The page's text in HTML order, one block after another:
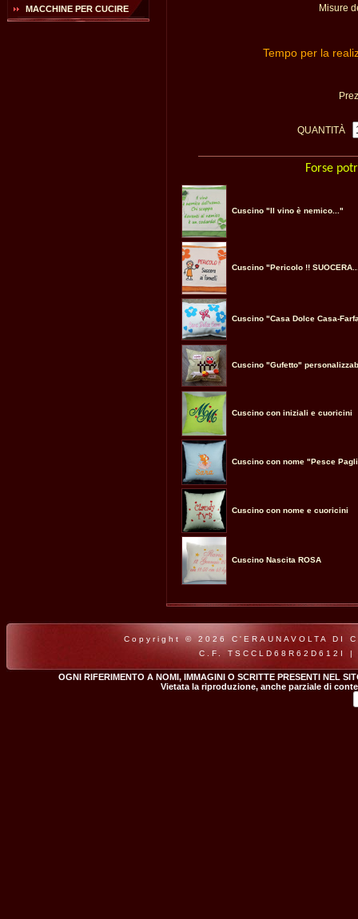
MACCHINE PER CUCIRE
Misure
Tempo per la
QUANTITÀ
Forse
Cuscino "Il vino è nemico..."
Cuscino "Pericolo !!
Cuscino "Casa Dolce Casa-
Cuscino "Gufetto"
Cuscino con iniziali e cuoricini
Cuscino con nome "Pesce
Cuscino con nome e cuoricini
Cuscino Nascita ROSA
Copyright © 2026 C'ERAUNAVOLTA
C.F. TSCCLD68R62D612I
OGNI RIFERIMENTO A NOMI, IMMAGINI O SCRITTE PRESENTI NEL
Vietata la riproduzione, anche parziale di